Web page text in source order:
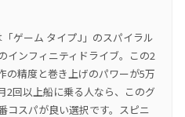
ゲーム タイプJ」のスパイラル
インフィニティドライブ。この2
の精度と巻き上げのパワーが5万
2回以上船に乗る人なら、このグ
コスパが良い選択です。スピニ